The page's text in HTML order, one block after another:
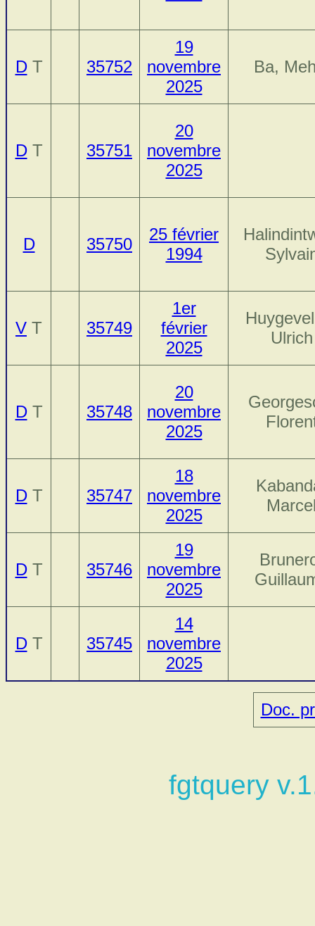
DT 35752
19
novembre
2025
Ba,
DT 35751
20
novembre
2025
D 35750
25 février
1994
V T 35749
1er
février
2025
Ulrich
DT 35748
20
novembre
2025
DT 35747
18
novembre
2025
DT 35746
19
novembre
2025
DT 35745
14
novembre
2025
Doc.
fgtquery